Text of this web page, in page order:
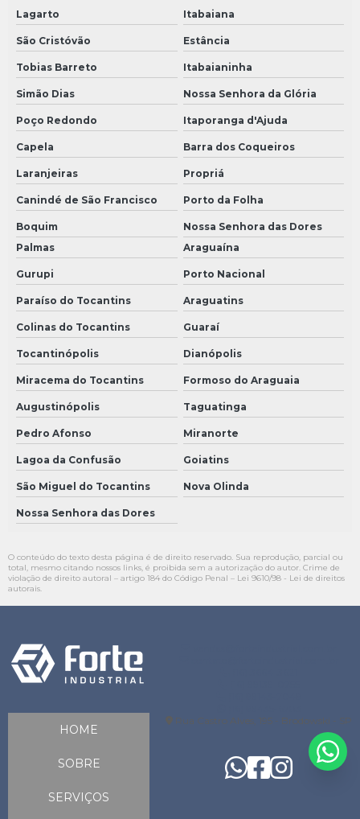
Lagarto Itabaiana
São Cristóvão Estância
Tobias Barreto Itabaianinha
Simão Dias Nossa Senhora da Glória
Poço Redondo Itaporanga d'Ajuda
Capela Barra dos Coqueiros
Laranjeiras Propriá
Canindé de São Francisco Porto da Folha
Boquim
Nossa Senhora das Dores
Palmas
Araguaína
Gurupi Porto Nacional
Paraíso do Tocantins Araguatins
Colinas do Tocantins Guaraí
Tocantinópolis Dianópolis
Miracema do Tocantins Formoso do Araguaia
Augustinópolis Taguatinga
Pedro Afonso Miranorte
Lagoa da Confusão Goiatins
São Miguel do Tocantins Nova Olinda
Nossa Senhora das Dores
O conteúdo do texto desta página é de direito reservado. Sua reprodução, parcial ou
total, mesmo citando nossos links, é proibida sem a autorização do autor. Crime de
violação de direito autoral – artigo 184 do Código Penal – Lei 9610/98 - Lei de direitos
autorais.
HOME
SOBRE
SERVIÇOS
Rua Castro Alves, 195 - Brodowski - SP